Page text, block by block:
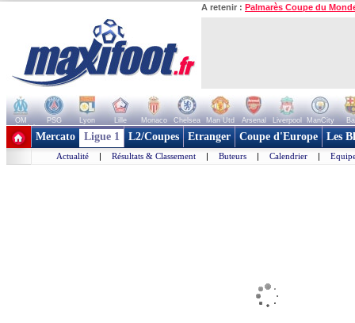
A retenir : Palmarès Coupe du
OM PSG Lyon Lille Monaco Chelsea Man Utd Arsenal Liverpool ManCity
+ de clubs
Mercato Ligue 1 L2/Coupes Etranger Coupe d'Europe Les
Actualité | Résultats & Classement | Buteurs | Calendrier |